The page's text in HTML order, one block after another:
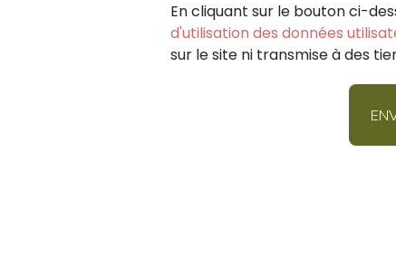
En cliquant sur le bouton ci-
d'utilisation des données
sur le site ni transmise à des